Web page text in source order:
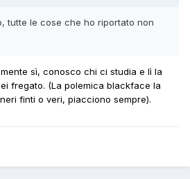
tutte le cose che ho riportato non
sì, conosco chi ci studia e lì la
fregato. (La polemica blackface la
finti o veri, piacciono sempre).